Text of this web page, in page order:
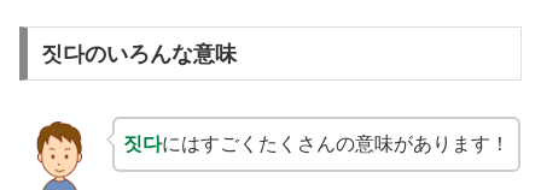
짓다のいろんな意味
짓다にはすごくたくさんの意味があります！